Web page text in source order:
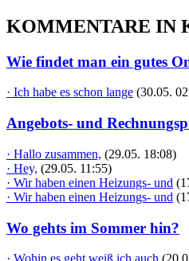
KOMMENTARE IN
Wie findet man ein gutes
· Ich habe es schon lange (30.05.
Angebots- und
· Hallo zusammen, (29.05. 18:08)
· Hey, (29.05. 11:55)
· Wir haben einen Heizungs- und
· Wir haben einen Heizungs- und
Wo gehts im Sommer hin?